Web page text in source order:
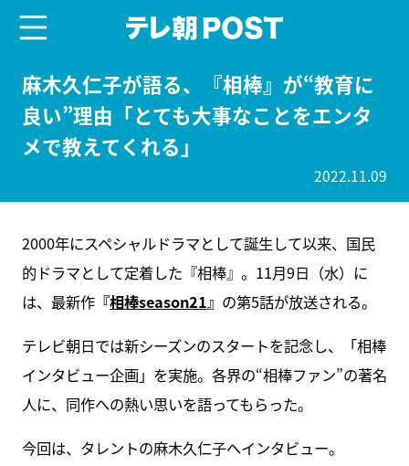
麻木久仁子が語る、『相棒』が“教育に
良い”理由「とても大事なことをエンタ
メで教えてくれる」
2022.11.09
2000年にスペシャルドラマとして誕生して以来、国民
的ドラマとして定着した『相棒』。11月9日（水）に
は、最新作『相棒season21』 の第5話が放送される。
テレビ朝日では新シーズンのスタートを記念し、「相棒
インタビュー企画」を実施。各界の“相棒ファン”の著名
人に、同作への熱い思いを語ってもらった。
今回は、タレントの麻木久仁子へインタビュー。